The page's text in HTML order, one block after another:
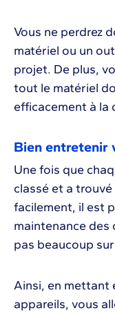
Vous ne perdrez
matériel ou un
projet. De plus,
tout le matériel
efficacement à la
Bien entretenir
Une fois que
classé et a
facilement, il est
maintenance des
pas beaucoup
Ainsi, en mettant
appareils, vous